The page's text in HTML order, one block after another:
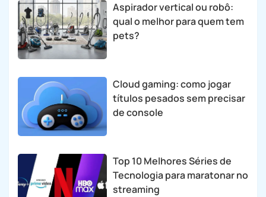
Aspirador vertical ou robô:
qual o melhor para quem tem
pets?
Cloud gaming: como jogar
títulos pesados sem precisar
de console
Top 10 Melhores Séries de
Tecnologia para maratonar no
streaming